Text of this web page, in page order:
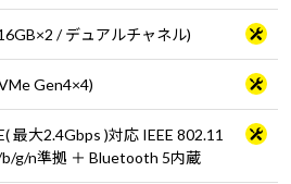
/ デュアルチャネル)
Gen4×4)
最大2.4Gbps )対応 IEEE 802.11
g/n準拠 ＋ Bluetooth 5内蔵